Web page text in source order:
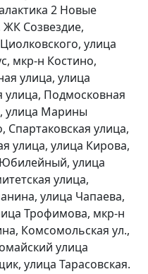
2 Новые
Созвездие,
улица
мкр-н Костино,
улица, улица
улица, Подмосковная
улица Марины
Спартаковская улица,
улица, улица Кирова,
улица
улица,
улица Чапаева,
Трофимова, мкр-н
Комсомольская ул.,
улица
улица Тарасовская.